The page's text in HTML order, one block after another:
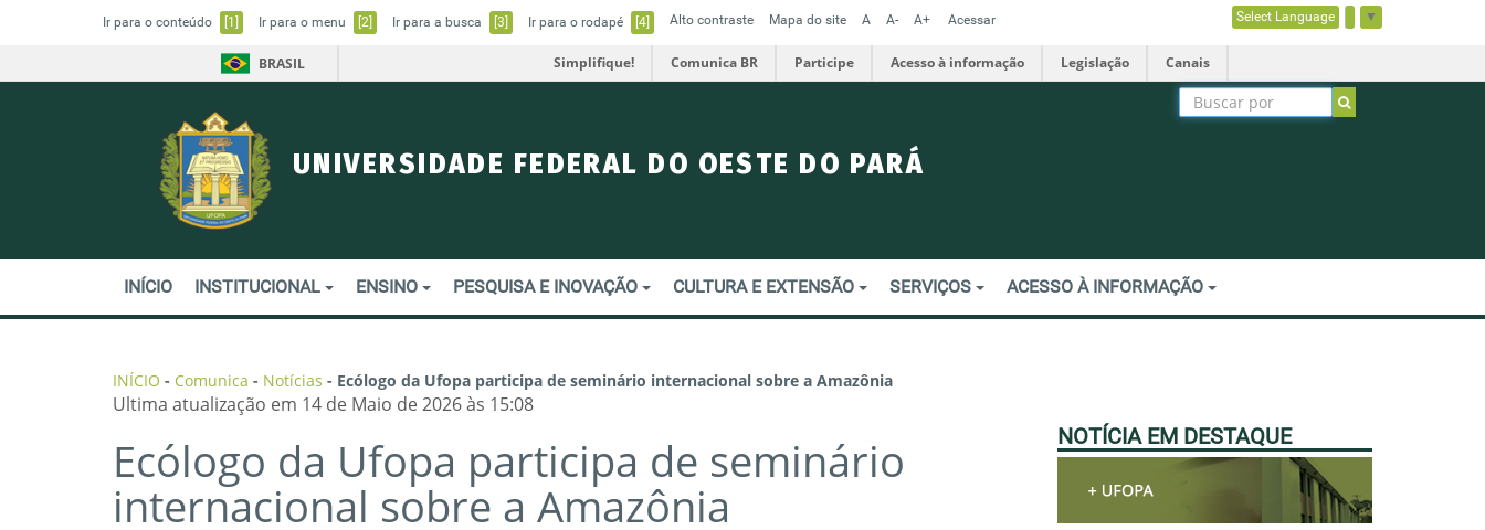
Ir para o conteúdo [1] Ir para o menu [2] Ir para a busca [3] Ir para o rodapé [4] Alto contraste Mapa do site A A- A+ Acessar Select Language ▼
BRASIL Simplifique! Comunica BR Participe Acesso à informação Legislação Canais
UNIVERSIDADE FEDERAL DO OESTE DO PARÁ
INÍCIO INSTITUCIONAL ENSINO PESQUISA E INOVAÇÃO CULTURA E EXTENSÃO SERVIÇOS ACESSO À INFORMAÇÃO
INÍCIO - Comunica - Notícias - Ecólogo da Ufopa participa de seminário internacional sobre a Amazônia
Ultima atualização em 14 de Maio de 2026 às 15:08
Ecólogo da Ufopa participa de seminário
internacional sobre a Amazônia
NOTÍCIA EM DESTAQUE